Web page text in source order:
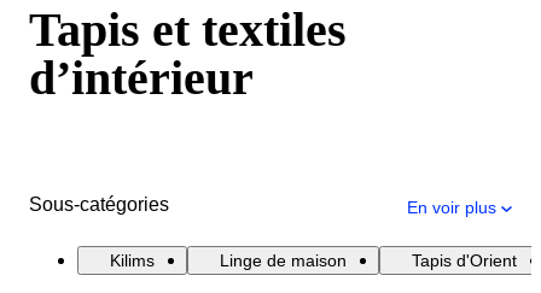
Tapis et textiles
d’intérieur
Sous-catégories En voir plus
Kilims Linge de maison Tapis d'Orient